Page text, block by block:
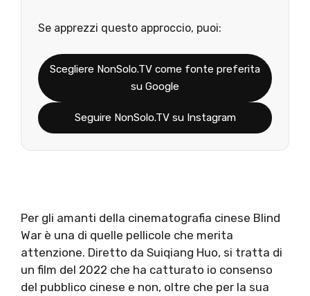
Se apprezzi questo approccio, puoi:
Scegliere NonSolo.TV come fonte preferita
su Google
Seguire NonSolo.TV su Instagram
Per gli amanti della cinematografia cinese Blind
War è una di quelle pellicole che merita
attenzione. Diretto da Suiqiang Huo, si tratta di
un film del 2022 che ha catturato io consenso
del pubblico cinese e non, oltre che per la sua